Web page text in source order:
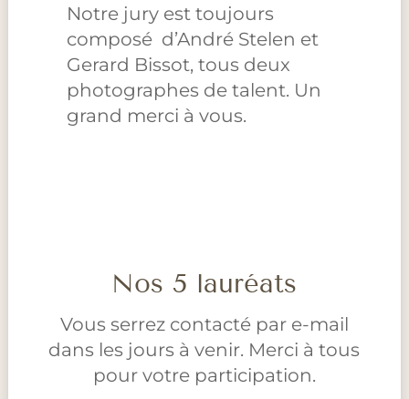
Notre jury est toujours
composé d’André Stelen et
Gerard Bissot, tous deux
photographes de talent. Un
grand merci à vous.
Nos 5 lauréats
Vous serrez contacté par e-mail
dans les jours à venir. Merci à tous
pour votre participation.